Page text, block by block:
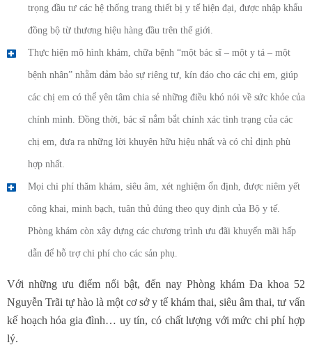
trọng đầu tư các hệ thống trang thiết bị y tế hiện đại, được nhập khẩu
đồng bộ từ thương hiệu hàng đầu trên thế giới.
Thực hiện mô hình khám, chữa bệnh “một bác sĩ – một y tá – một
bệnh nhân” nhằm đảm bảo sự riêng tư, kín đáo cho các chị em, giúp
các chị em có thể yên tâm chia sẻ những điều khó nói về sức khỏe của
chính mình. Đồng thời, bác sĩ nắm bắt chính xác tình trạng của các
chị em, đưa ra những lời khuyên hữu hiệu nhất và có chỉ định phù
hợp nhất.
Mọi chi phí thăm khám, siêu âm, xét nghiệm ổn định, được niêm yết
công khai, minh bạch, tuân thủ đúng theo quy định của Bộ y tế.
Phòng khám còn xây dựng các chương trình ưu đãi khuyến mãi hấp
dẫn để hỗ trợ chi phí cho các sản phụ.
Với những ưu điểm nổi bật, đến nay Phòng khám Đa khoa 52
Nguyễn Trãi tự hào là một cơ sở y tế khám thai, siêu âm thai, tư vấn
kế hoạch hóa gia đình… uy tín, có chất lượng với mức chi phí hợp
lý.